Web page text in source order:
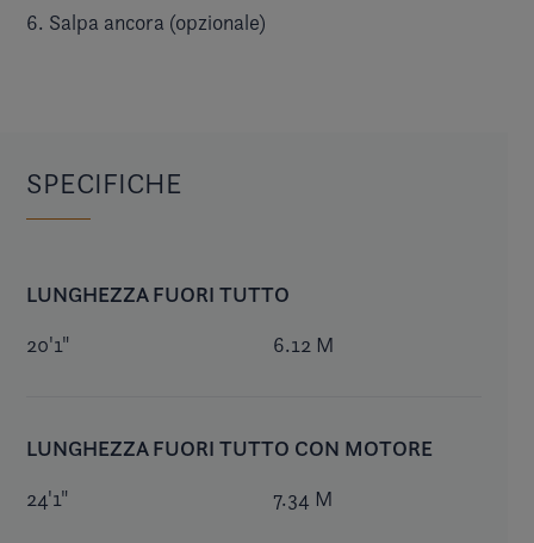
6. Salpa ancora (opzionale)
SPECIFICHE
LUNGHEZZA FUORI TUTTO
20'1" 6.12 M
LUNGHEZZA FUORI TUTTO CON MOTORE
24'1" 7.34 M